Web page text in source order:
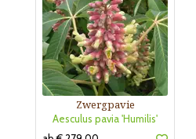
Zwergpavie
Aesculus pavia 'Humilis'